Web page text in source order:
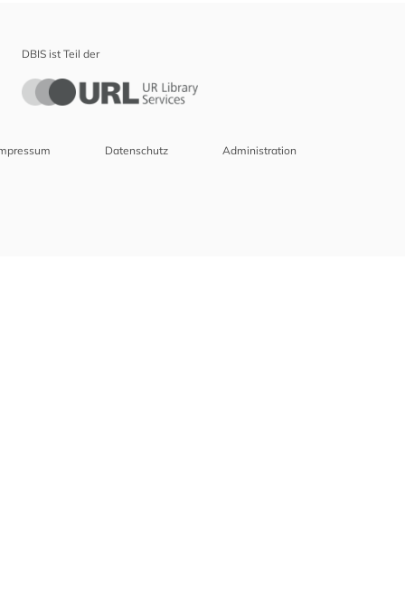
DBIS ist Teil der
Datenschutz Administration